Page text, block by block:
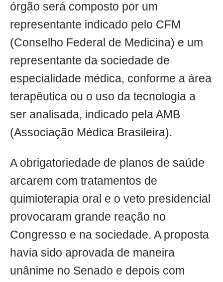
órgão será composto por um
representante indicado pelo CFM
(Conselho Federal de Medicina) e um
representante da sociedade de
especialidade médica, conforme a área
terapêutica ou o uso da tecnologia a
ser analisada, indicado pela AMB
(Associação Médica Brasileira).
A obrigatoriedade de planos de saúde
arcarem com tratamentos de
quimioterapia oral e o veto presidencial
provocaram grande reação no
Congresso e na sociedade. A proposta
havia sido aprovada de maneira
unânime no Senado e depois com